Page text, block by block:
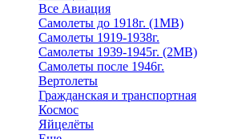
Все Авиация
Самолеты до 1918г. (1МВ)
Самолеты 1919-1938г.
Самолеты 1939-1945г. (2МВ)
Самолеты после 1946г.
Вертолеты
Гражданская и транспортная
Космос
Яйцелёты